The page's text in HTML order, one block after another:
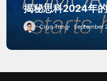
大
礼
包
揭秘思科2024年
Ciga Tang September